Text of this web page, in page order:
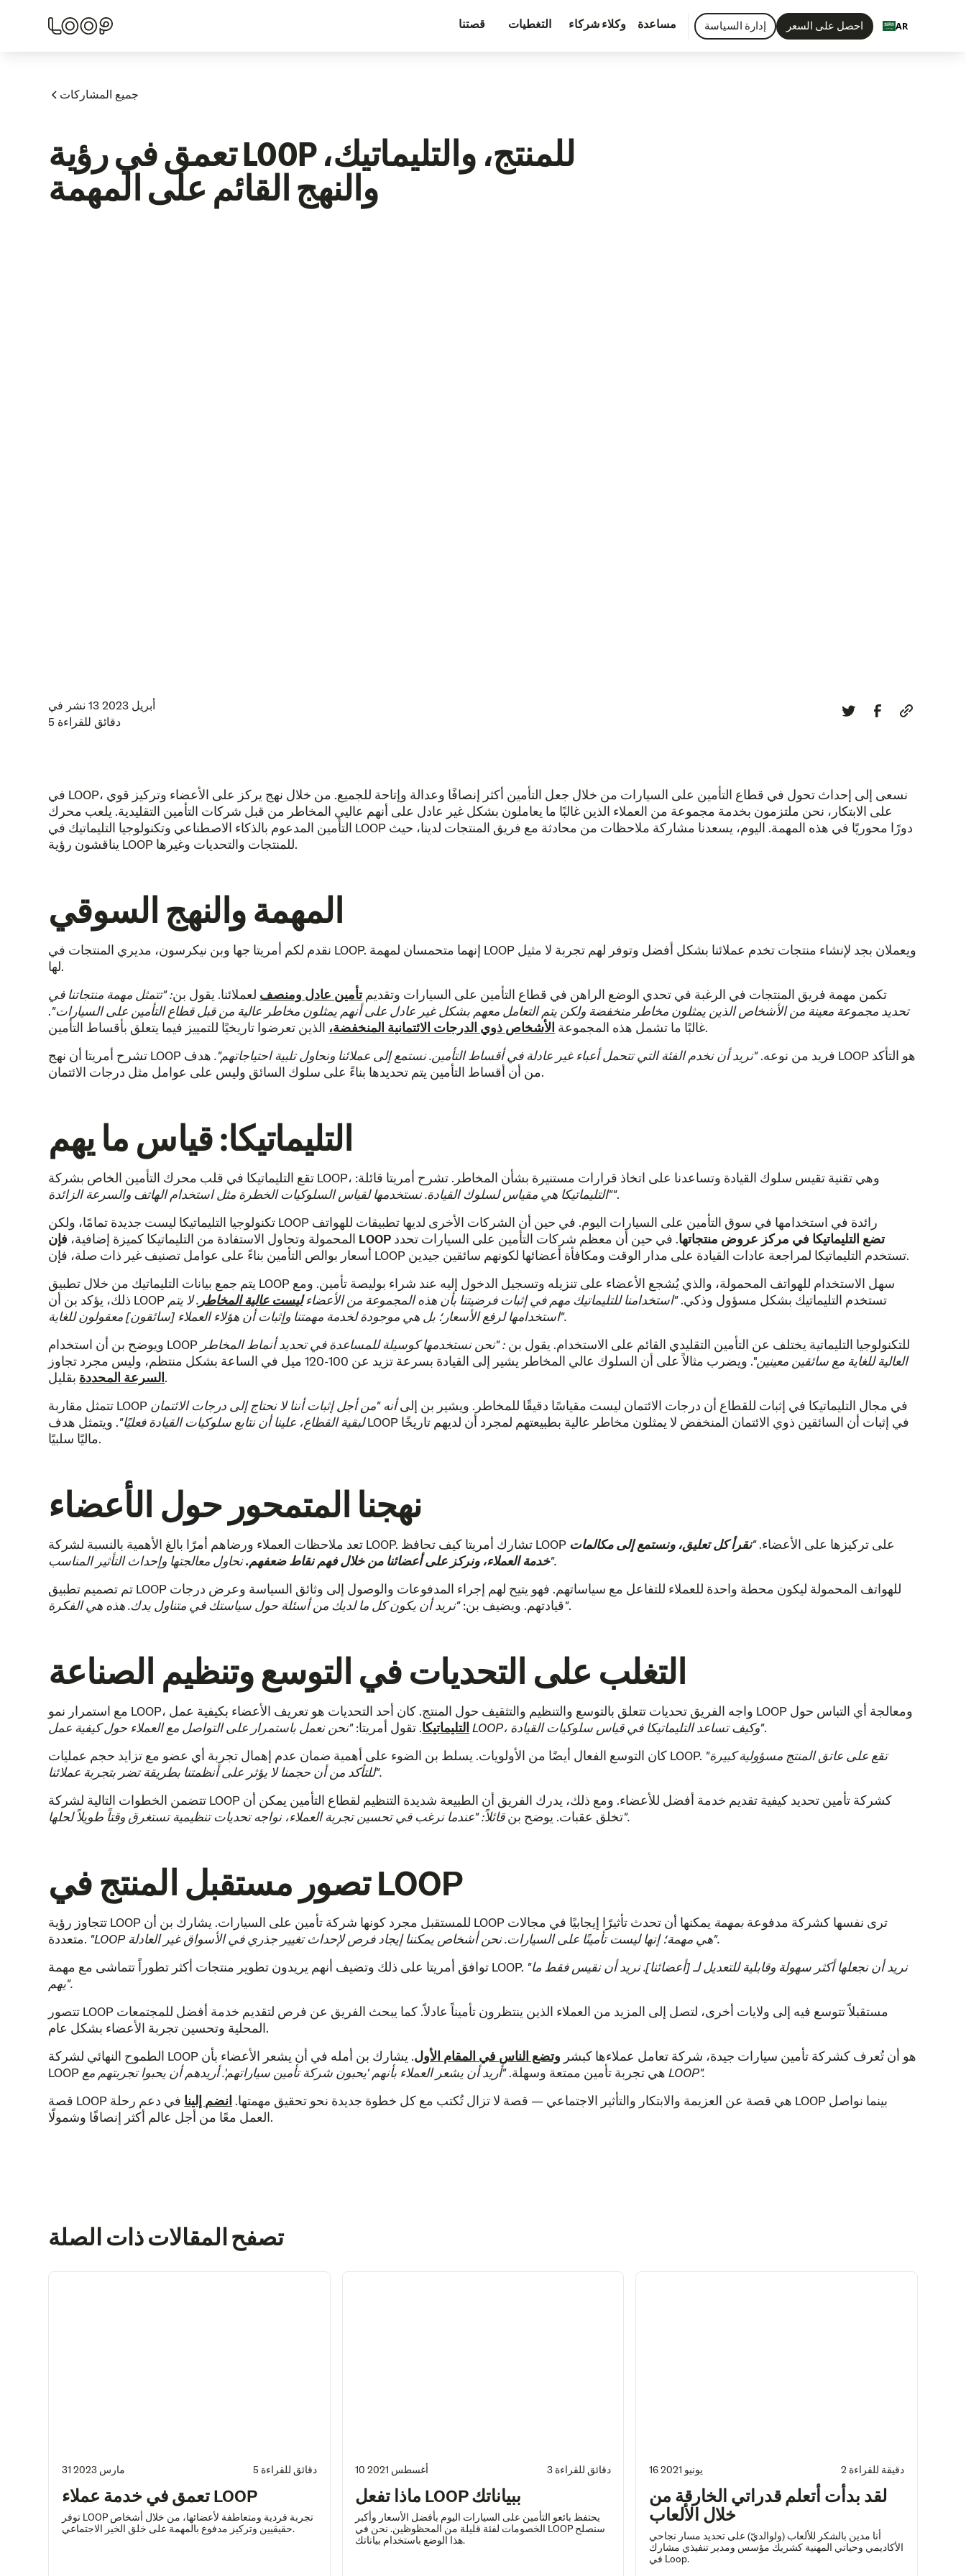
قصتنا التغطيات وكلاء شركاء مساعدة إدارة السياسة احصل على السعر AR
جميع المشاركات
تعمق في رؤية LOOP للمنتج، والتليماتيك،
والنهج القائم على المهمة
نشر في
13 أبريل 2023
5 دقائق للقراءة
في LOOP، نسعى إلى إحداث تحول في قطاع التأمين على السيارات من خلال جعل التأمين أكثر إنصافًا وعدالة وإتاحة للجميع. من خلال نهج يركز على الأعضاء وتركيز قوي
على الابتكار، نحن ملتزمون بخدمة مجموعة من العملاء الذين غالبًا ما يعاملون بشكل غير عادل على أنهم عاليي المخاطر من قبل شركات التأمين التقليدية. يلعب محرك
التأمين المدعوم بالذكاء الاصطناعي وتكنولوجيا التليماتيك في LOOP دورًا محوريًا في هذه المهمة. اليوم، يسعدنا مشاركة ملاحظات من محادثة مع فريق المنتجات لدينا، حيث
يناقشون رؤية LOOP للمنتجات والتحديات وغيرها.
المهمة والنهج السوقي
نقدم لكم أمريتا جها وبن نيكرسون، مديري المنتجات في LOOP. إنهما متحمسان لمهمة LOOP ويعملان بجد لإنشاء منتجات تخدم عملائنا بشكل أفضل وتوفر لهم تجربة لا مثيل
لها.
تكمن مهمة فريق المنتجات في الرغبة في تحدي الوضع الراهن في قطاع التأمين على السيارات وتقديمتأمين عادل ومنصف لعملائنا. يقول بن: "تتمثل مهمة منتجاتنا في
تحديد مجموعة معينة من الأشخاص الذين يمثلون مخاطر منخفضة ولكن يتم التعامل معهم بشكل غير عادل على أنهم يمثلون مخاطر عالية من قبل قطاع التأمين على السيارات".
غالبًا ما تشمل هذه المجموعة الأشخاص ذوي الدرجات الائتمانية المنخفضة،
الذين تعرضوا تاريخيًا للتمييز فيما يتعلق بأقساط التأمين.
تشرح أمريتا أن نهج LOOP فريد من نوعه."نريد أن نخدم الفئة التي تتحمل أعباء غير عادلة في أقساط التأمين. نستمع إلى عملائنا ونحاول تلبية احتياجاتهم".هدف LOOP هو التأكد
من أن أقساط التأمين يتم تحديدها بناءً على سلوك السائق وليس على عوامل مثل درجات الائتمان.
التليماتيكا: قياس ما يهم
تقع التليماتيكا في قلب محرك التأمين الخاص بشركة LOOP، وهي تقنية تقيس سلوك القيادة وتساعدنا على اتخاذ قرارات مستنيرة بشأن المخاطر. تشرح أمريتا قائلة:
"التليماتيكا هي مقياس لسلوك القيادة. نستخدمها لقياس السلوكيات الخطرة مثل استخدام الهاتف والسرعة الزائدة".
تكنولوجيا التليماتيكا ليست جديدة تمامًا، ولكن LOOP رائدة في استخدامها في سوق التأمين على السيارات اليوم. في حين أن الشركات الأخرى لديها تطبيقات للهواتف
المحمولة وتحاول الاستفادة من التليماتيكا كميزة إضافية،
فإن LOOP تضع التليماتيكا في مركز عروض منتجاتها. في حين أن معظم شركات التأمين على السيارات تحدد
أسعار بوالص التأمين بناءً على عوامل تصنيف غير ذات صلة، فإن LOOP تستخدم التليماتيكا لمراجعة عادات القيادة على مدار الوقت ومكافأة أعضائها لكونهم سائقين جيدين.
يتم جمع بيانات التليماتيك من خلال تطبيق LOOP سهل الاستخدام للهواتف المحمولة، والذي يُشجع الأعضاء على تنزيله وتسجيل الدخول إليه عند شراء بوليصة تأمين. ومع
ذلك، يؤكد بن أن LOOP تستخدم التليماتيك بشكل مسؤول وذكي."استخدامنا للتليماتيك مهم في إثبات فرضيتنا بأن هذه المجموعة من الأعضاءليست عالية المخاطر. لا يتم
استخدامها لرفع الأسعار؛ بل هي موجودة لخدمة مهمتنا وإثبات أن هؤلاء العملاء [سائقون] معقولون للغاية".
ويوضح بن أن استخدام LOOP للتكنولوجيا التليماتية يختلف عن التأمين التقليدي القائم على الاستخدام. يقول بن : "نحن نستخدمها كوسيلة للمساعدة في تحديد أنماط المخاطر
العالية للغاية مع سائقين معينين". ويضرب مثالاً على أن السلوك عالي المخاطر يشير إلى القيادة بسرعة تزيد عن 100-120 ميل في الساعة بشكل منتظم، وليس مجرد تجاوز
السرعة المحددةبقليل.
تتمثل مقاربة LOOP في مجال التليماتيكا في إثبات للقطاع أن درجات الائتمان ليست مقياسًا دقيقًا للمخاطر. ويشير بن إلىأنه "من أجل إثبات أننا لا نحتاج إلى درجات الائتمان
لبقية القطاع، علينا أن نتابع سلوكيات القيادة فعليًا". ويتمثل هدف LOOP في إثبات أن السائقين ذوي الائتمان المنخفض لا يمثلون مخاطر عالية بطبيعتهم لمجرد أن لديهم تاريخًا
ماليًا سلبيًا.
نهجنا المتمحور حول الأعضاء
تعد ملاحظات العملاء ورضاهم أمرًا بالغ الأهمية بالنسبة لشركة LOOP. تشارك أمريتا كيف تحافظ LOOP على تركيزها على الأعضاء."نقرأ كل تعليق، ونستمع إلى مكالمات
خدمة العملاء، ونركز على أعضائنا من خلال فهم نقاط ضعفهم.نحاول معالجتها وإحداث التأثير المناسب".
تم تصميم تطبيق LOOP للهواتف المحمولة ليكون محطة واحدة للعملاء للتفاعل مع سياساتهم. فهو يتيح لهم إجراء المدفوعات والوصول إلى وثائق السياسة وعرض درجات
قيادتهم. ويضيف بن:"نريد أن يكون كل ما لديك من أسئلة حول سياستك في متناول يدك. هذه هي الفكرة".
التغلب على التحديات في التوسع وتنظيم الصناعة
مع استمرار نمو LOOP، واجه الفريق تحديات تتعلق بالتوسع والتنظيم والتثقيف حول المنتج. كان أحد التحديات هو تعريف الأعضاء بكيفية عمل LOOP ومعالجة أي التباس حول
التليماتيكا. تقول أمريتا: "نحن نعمل باستمرار على التواصل مع العملاء حول كيفية عمل LOOP، وكيف تساعد التليماتيكا في قياس سلوكيات القيادة".
كان التوسع الفعال أيضًا من الأولويات. يسلط بن الضوء على أهمية ضمان عدم إهمال تجربة أي عضو مع تزايد حجم عمليات LOOP. "تقع على عاتق المنتج مسؤولية كبيرة
للتأكد من أن حجمنا لا يؤثر على أنظمتنا بطريقة تضر بتجربة عملائنا".
تتضمن الخطوات التالية لشركة LOOP كشركة تأمين تحديد كيفية تقديم خدمة أفضل للأعضاء. ومع ذلك، يدرك الفريق أن الطبيعة شديدة التنظيم لقطاع التأمين يمكن أن
تخلق عقبات. يوضح بنقائلاً: "عندما نرغب في تحسين تجربة العملاء، نواجه تحديات تنظيمية تستغرق وقتاً طويلاً لحلها".
تصور مستقبل المنتج في LOOP
تتجاوز رؤية LOOP للمستقبل مجرد كونها شركة تأمين على السيارات. يشارك بن أن LOOP ترى نفسها كشركة مدفوعة بمهمة يمكنها أن تحدث تأثيرًا إيجابيًا في مجالات
متعددة.
"LOOP هي مهمة؛ إنها ليست تأمينًا على السيارات. نحن أشخاص يمكننا إيجاد فرص لإحداث تغيير جذري في الأسواق غير العادلة".
توافق أمريتا على ذلك وتضيف أنهم يريدون تطوير منتجات أكثر تطوراً تتماشى مع مهمة LOOP. "نريد أن نجعلها أكثر سهولة وقابلية للتعديل لـ [أعضائنا]. نريد أن نقيس فقط ما
يهم".
تتصور LOOP مستقبلاً تتوسع فيه إلى ولايات أخرى، لتصل إلى المزيد من العملاء الذين ينتظرون تأميناً عادلاً. كما يبحث الفريق عن فرص لتقديم خدمة أفضل للمجتمعات
المحلية وتحسين تجربة الأعضاء بشكل عام.
الطموح النهائي لشركة LOOP هو أن تُعرف كشركة تأمين سيارات جيدة، شركة تعامل عملاءها كبشر وتضع الناس في المقام الأول. يشارك بن أمله في أن يشعر الأعضاء بأن
LOOP هي تجربة تأمين ممتعة وسهلة. "أريد أن يشعر العملاء بأنهم 'يحبون شركة تأمين سياراتهم'. أريدهم أن يحبوا تجربتهم مع LOOP".
قصة LOOP هي قصة عن العزيمة والابتكار والتأثير الاجتماعي — قصة لا تزال تُكتب مع كل خطوة جديدة نحو تحقيق مهمتها. انضم إلينا في دعم رحلة LOOP بينما نواصل
العمل معًا من أجل عالم أكثر إنصافًا وشمولًا.
تصفح المقالات ذات الصلة
31 مارس 2023 5 دقائق للقراءة
تعمق في خدمة عملاء LOOP
توفر LOOP تجربة فردية ومتعاطفة لأعضائها، من خلال أشخاص
حقيقيين وتركيز مدفوع بالمهمة على خلق الخير الاجتماعي.
10 أغسطس 2021 3 دقائق للقراءة
ماذا تفعل LOOP ببياناتك
يحتفظ بائعو التأمين على السيارات اليوم بأفضل الأسعار وأكبر
الخصومات لفئة قليلة من المحظوظين. نحن في LOOP سنصلح
هذا الوضع باستخدام بياناتك.
16 يونيو 2021 2 دقيقة للقراءة
لقد بدأت أتعلم قدراتي الخارقة من
خلال الألعاب
أنا مدين بالشكر للألعاب (ولوالديّ) على تحديد مسار نجاحي
الأكاديمي وحياتي المهنية كشريك مؤسس ومدير تنفيذي مشارك
في Loop.